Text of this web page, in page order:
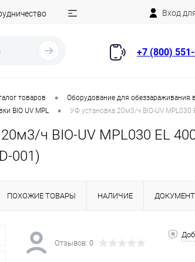
Вход
+7 (800)
товаров • Оборудование для обеззараживания
BIO UV MPL • УФ установка 20м3/ч BIO-UV
ч BIO-UV MPL030 EL
001)
ПОХОЖИЕ ТОВАРЫ НАЛИЧИЕ
Отзывов: 0